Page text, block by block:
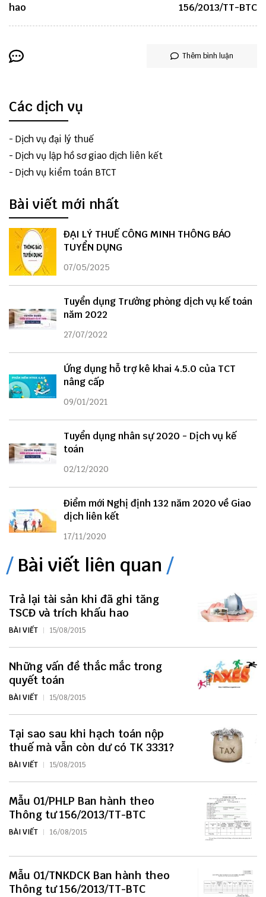
hao
156/2013/TT-BTC
Thêm bình luận
Các dịch vụ
- Dịch vụ đại lý thuế
- Dịch vụ lập hồ sơ giao dịch liên kết
- Dịch vụ kiểm toán BTCT
Bài viết mới nhất
ĐẠI LÝ THUẾ CÔNG MINH THÔNG BÁO
TUYỂN DỤNG
07/05/2025
Tuyển dụng Trưởng phòng dịch vụ kế toán
năm 2022
27/07/2022
Ứng dụng hỗ trợ kê khai 4.5.0 của TCT
nâng cấp
09/01/2021
Tuyển dụng nhân sự 2020 - Dịch vụ kế
toán
02/12/2020
Điểm mới Nghị định 132 năm 2020 về Giao
dịch liên kết
17/11/2020
Bài viết liên quan
Trả lại tài sản khi đã ghi tăng
TSCĐ và trích khấu hao
BÀI VIẾT 15/08/2015
Những vấn đề thắc mắc trong
quyết toán
BÀI VIẾT 15/08/2015
Tại sao sau khi hạch toán nộp
thuế mà vẫn còn dư có TK 3331?
BÀI VIẾT 15/08/2015
Mẫu 01/PHLP Ban hành theo
Thông tư 156/2013/TT-BTC
BÀI VIẾT 16/08/2015
Mẫu 01/TNKDCK Ban hành theo
Thông tư 156/2013/TT-BTC